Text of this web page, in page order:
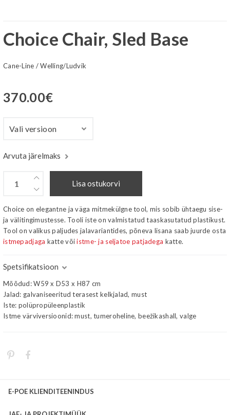
Choice Chair, Sled Base
Cane-Line / Welling/Ludvik
370.00€
Arvuta järelmaks
Lisa ostukorvi
Choice on elegantne ja väga mitmekülgne tool, mis sobib ühtaegu sise-
ja välitingimustesse. Tooli iste on valmistatud taaskasutatud plastikust.
Tool on valikus paljudes jalavariantides, põneva lisana saab juurde osta
istmepadjaga katte võiistme- ja seljatoe patjadega katte.
Spetsifikatsioon
Mõõdud: W59 x D53 x H87 cm
Jalad: galvaniseeritud terasest kelkjalad, must
Iste: polüpropüleenplastik
Istme värviversioonid: must, tumeroheline, beežikashall, valge
E-POE KLIENDITEENINDUS